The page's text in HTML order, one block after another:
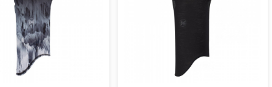
Пінцети для вилучення кліщів